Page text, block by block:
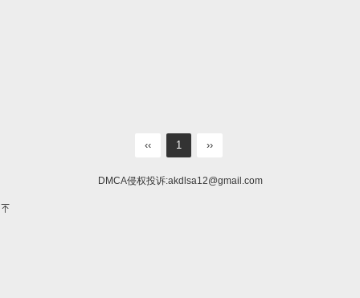
‹‹ 1 ››
DMCA侵权投诉:akdlsa12@gmail.com